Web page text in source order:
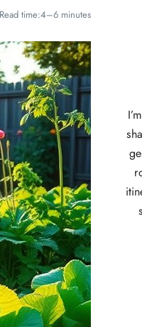
Read time:4–6 minutes